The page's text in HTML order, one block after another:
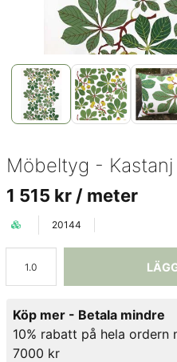
Möbeltyg - Kastanj
1 515 kr / meter
20144
Köp mer - Betala mindre
10% rabatt på hela
7000 kr